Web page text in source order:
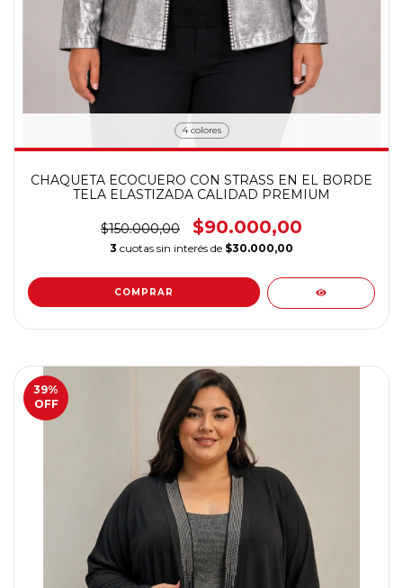
4 colores
CHAQUETA ECOCUERO CON STRASS EN EL BORDE
TELA ELASTIZADA CALIDAD PREMIUM
$150.000,00 $90.000,00
3 cuotas sin interés de $30.000,00
COMPRAR
39%
OFF